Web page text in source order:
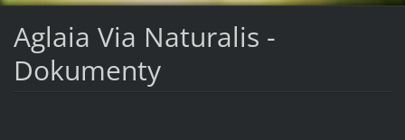
Aglaia Via Naturalis -
Dokumenty